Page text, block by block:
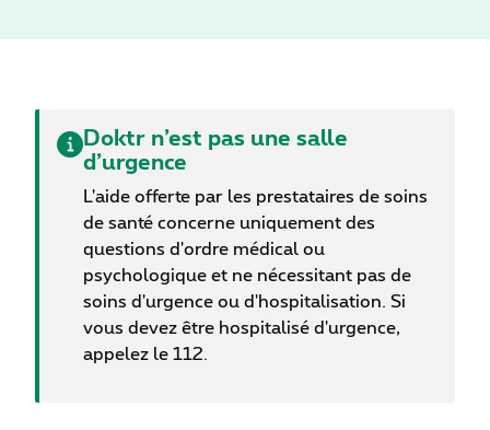
très important. Si nous ne dormons pas
importantes du manque de sommeil, il n’est pas
surprenant que des études aient démontré qu’un
sommeil insuffisant soit associé à un risque
général accru de décès, ainsi qu’à une moins
bonne qualité de vie. Dans cet article de blog,
nous approfondissons les symptômes et
conséquences du manque de sommeil sur votre
corps. Par ailleurs, nous donnons six conseils
pour un meilleur sommeil !
Doktr n’est pas une salle
d’urgence
L'aide offerte par les prestataires de soins
de santé concerne uniquement des
questions d'ordre médical ou
psychologique et ne nécessitant pas de
soins d'urgence ou d'hospitalisation. Si
vous devez être hospitalisé d'urgence,
appelez le 112.